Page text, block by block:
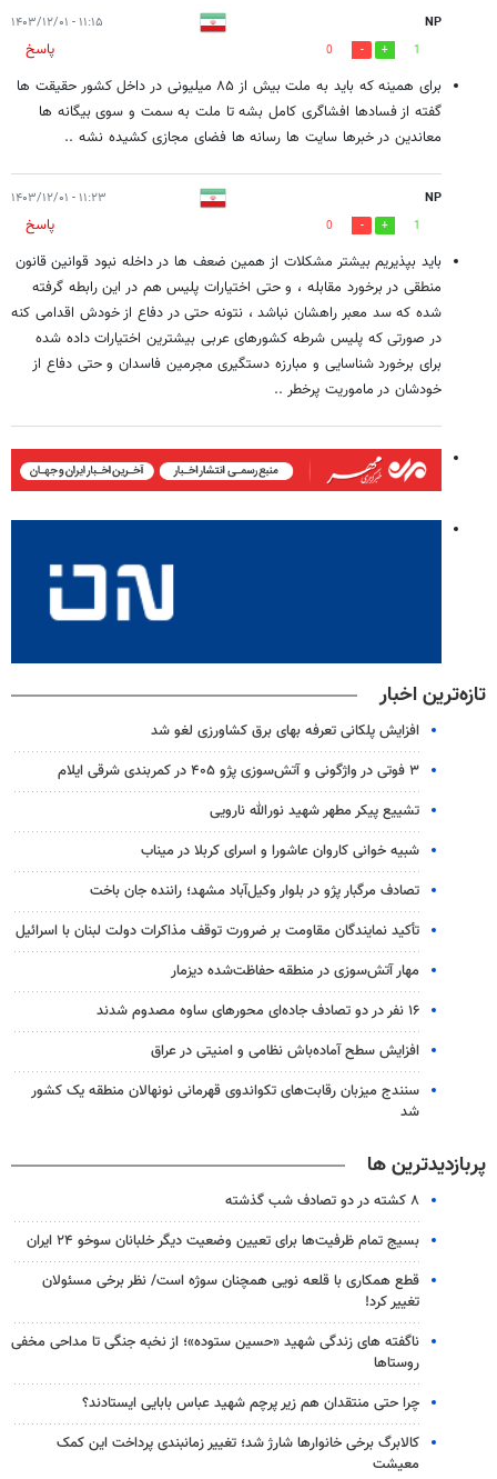
NP ۱۱:۱۵ - ۱۴۰۳/۱۲/۰۱
1
0
پاسخ
برای همینه که باید به ملت بیش از ۸۵ میلیونی در داخل کشور حقیقت ها
گفته از فسادها افشاگری کامل بشه تا ملت به سمت و سوی بیگانه ها
معاندین در خبرها سایت ها رسانه ها فضای مجازی کشیده نشه ..
NP ۱۱:۲۳ - ۱۴۰۳/۱۲/۰۱
1
0
پاسخ
باید بپذیریم بیشتر مشکلات از همین ضعف ها در داخله نبود قوانین قانون
منطقی در برخورد مقابله ، و حتی اختیارات پلیس هم در این رابطه گرفته
شده که سد معبر راهشان نباشد ، نتونه حتی در دفاع از خودش اقدامی کنه
در صورتی که پلیس شرطه کشورهای عربی بیشترین اختیارات داده شده
برای برخورد شناسایی و مبارزه دستگیری مجرمین فاسدان و حتی دفاع از
خودشان در ماموریت پرخطر ..
تازه‌ترین اخبار
افزایش پلکانی تعرفه بهای برق کشاورزی لغو شد
۳ فوتی در واژگونی و آتش‌سوزی پژو ۴۰۵ در کمربندی شرقی ایلام
تشییع پیکر مطهر شهید نورالله نارویی
شبیه خوانی کاروان عاشورا و اسرای کربلا در میناب
تصادف مرگبار پژو در بلوار وکیل‌آباد مشهد؛ راننده جان باخت
تأکید نمایندگان مقاومت بر ضرورت توقف مذاکرات دولت لبنان با اسرائیل
مهار آتش‌سوزی در منطقه حفاظت‌شده دیزمار
۱۶ نفر در دو تصادف جاده‌ای محورهای ساوه مصدوم شدند
افزایش سطح آماده‌باش نظامی و امنیتی در عراق
سنندج میزبان رقابت‌های تکواندوی قهرمانی نونهالان منطقه یک کشور
شد
پربازدیدترین ها
۸ کشته در دو تصادف شب گذشته
بسیج تمام ظرفیت‌ها برای تعیین وضعیت دیگر خلبانان سوخو ۲۴ ایران
قطع همکاری با قلعه نویی همچنان سوژه است/ نظر برخی مسئولان
تغییر کرد!
ناگفته های زندگی شهید «حسین ستوده»؛ از نخبه جنگی تا مداحی مخفی
روستاها
چرا حتی منتقدان هم زیر پرچم شهید عباس بابایی ایستادند؟
کالابرگ برخی خانوارها شارژ شد؛ تغییر زمانبندی پرداخت این کمک
معیشت